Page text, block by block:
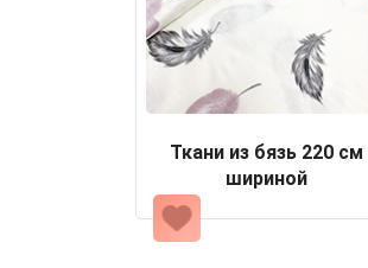
Ткани из бязь 220 см
шириной